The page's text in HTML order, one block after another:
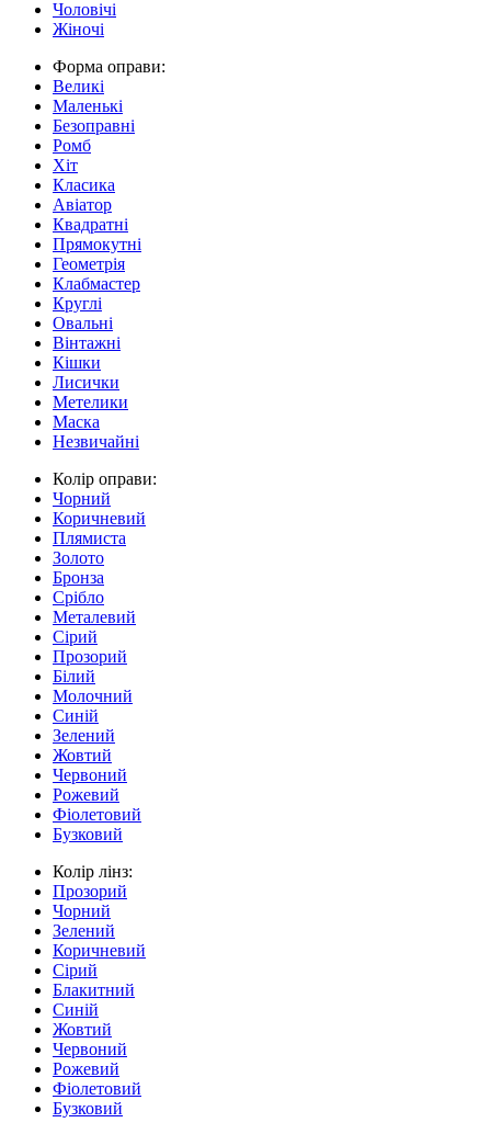
Чоловічі
Жіночі
Форма оправи:
Великі
Маленькі
Безоправні
Ромб
Хіт
Класика
Авіатор
Квадратні
Прямокутні
Геометрія
Клабмастер
Круглі
Овальні
Вінтажні
Кішки
Лисички
Метелики
Маска
Незвичайні
Колір оправи:
Чорний
Коричневий
Плямиста
Золото
Бронза
Срібло
Металевий
Сірий
Прозорий
Білий
Молочний
Синій
Зелений
Жовтий
Червоний
Рожевий
Фіолетовий
Бузковий
Колір лінз:
Прозорий
Чорний
Зелений
Коричневий
Сірий
Блакитний
Синій
Жовтий
Червоний
Рожевий
Фіолетовий
Бузковий